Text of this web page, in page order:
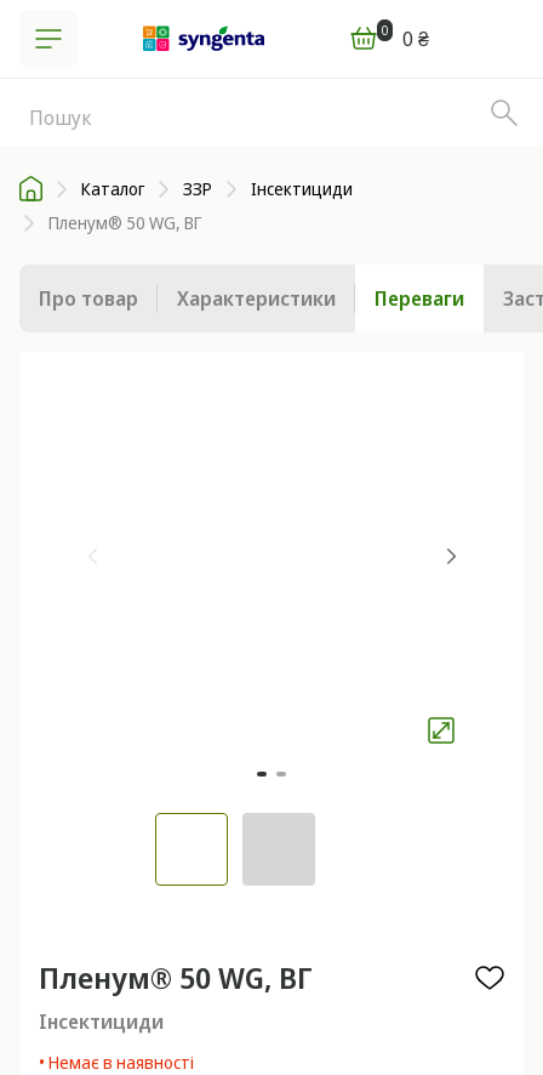
0 0 ₴
Каталог ЗЗР
Інсектициди
Пленум® 50 WG, ВГ
Про товар Характеристики Переваги
Пленум® 50 WG, ВГ
Інсектициди
• Немає в наявності